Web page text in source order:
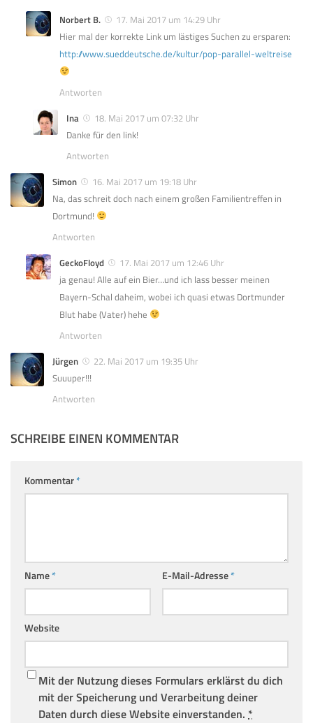
Norbert B.
17. Mai 2017 um 14:29 Uhr
Hier mal der korrekte Link um lästiges Suchen zu ersparen:
http://www.sueddeutsche.de/kultur/pop-parallel-weltreise
Antworten
Ina
18. Mai 2017 um 07:32 Uhr
Danke für den link!
Antworten
Simon
16. Mai 2017 um 19:18 Uhr
Na, das schreit doch nach einem großen Familientreffen in
Dortmund!
Antworten
GeckoFloyd
17. Mai 2017 um 12:46 Uhr
ja genau! Alle auf ein Bier…und ich lass besser meinen
Bayern-Schal daheim, wobei ich quasi etwas Dortmunder
Blut habe (Vater) hehe
Antworten
Jürgen
22. Mai 2017 um 19:35 Uhr
Suuuper!!!
Antworten
SCHREIBE EINEN KOMMENTAR
Kommentar*
Name* E-Mail-Adresse*
Website
Mit der Nutzung dieses Formulars erklärst du dich
mit der Speicherung und Verarbeitung deiner
Daten durch diese Website einverstanden. *